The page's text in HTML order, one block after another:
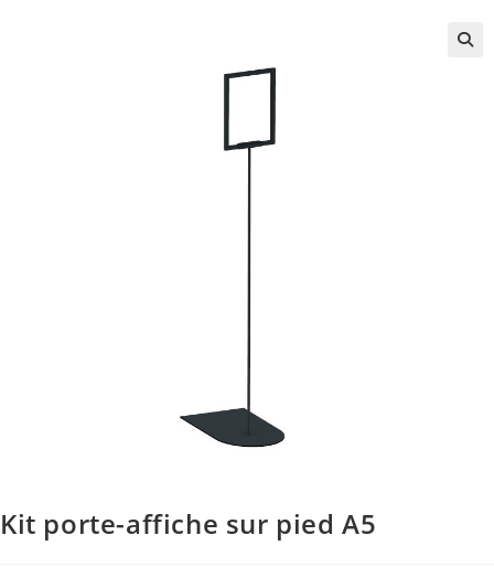
Kit porte-affiche sur pied A5